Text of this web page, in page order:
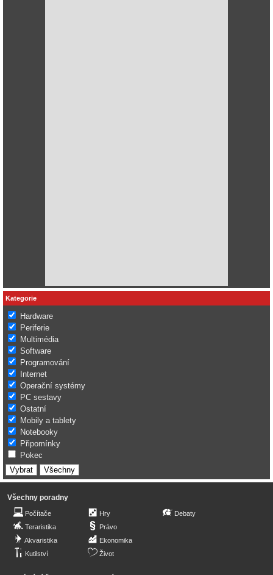
Kategorie
Hardware
Periferie
Multimédia
Software
Programování
Internet
Operační systémy
PC sestavy
Ostatní
Mobily a tablety
Notebooky
Připomínky
Pokec
Všechny poradny
Počítače
Teraristika
Akvaristika
Kutilství
Hry
Právo
Ekonomika
Život
Debaty